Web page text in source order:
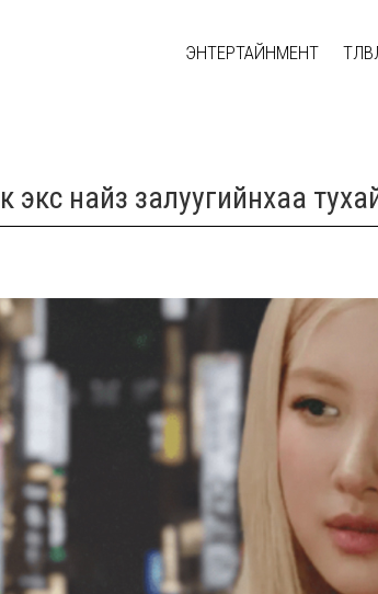
ЭНТЕРТАЙНМЕНТ
экс найз залуугийнхаа